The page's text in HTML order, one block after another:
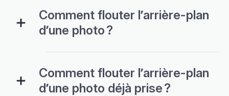
Comment flouter l’arrière-plan
d’une photo ?
Comment flouter l’arrière-plan
d’une photo déjà prise ?